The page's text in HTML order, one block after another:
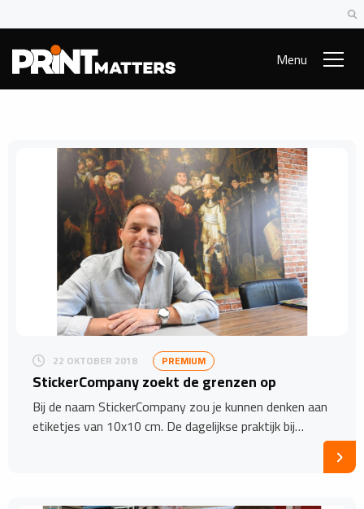
Menu
22 OKTOBER 2018 PREMIUM
StickerCompany zoekt de grenzen op
Bij de naam StickerCompany zou je kunnen denken aan
etiketjes van 10x10 cm. De dagelijkse praktijk bij…